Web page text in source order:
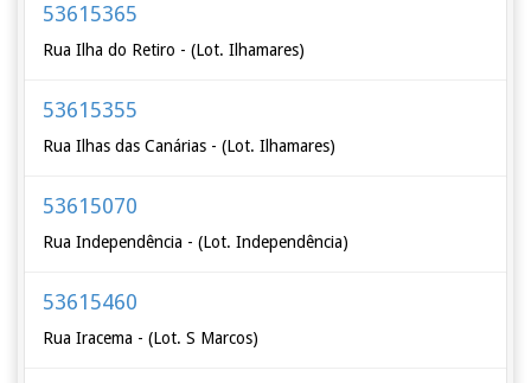
53615365
Rua Ilha do Retiro - (Lot. Ilhamares)
53615355
Rua Ilhas das Canárias - (Lot. Ilhamares)
53615070
Rua Independência - (Lot. Independência)
53615460
Rua Iracema - (Lot. S Marcos)